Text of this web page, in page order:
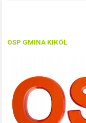
OSP GMINA KIKÓŁ